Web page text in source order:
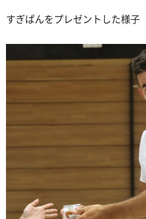
すぎぱんをプレゼントした様子